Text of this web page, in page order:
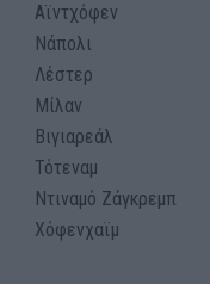
Αϊντχόφεν
Νάπολι
Λέστερ
Μίλαν
Βιγιαρεάλ
Τότεναμ
Ντιναμό Ζάγκρεμπ
Χόφενχαϊμ